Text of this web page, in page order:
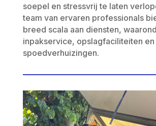
soepel en stressvrij te laten
team van ervaren professionals
breed scala aan diensten,
inpakservice, opslagfaciliteiten en
spoedverhuizingen.